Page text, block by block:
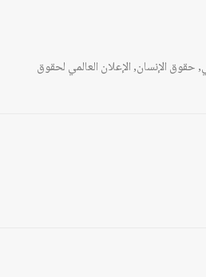
,حقوق الإنسان,الإعلان العالمي لحقوق